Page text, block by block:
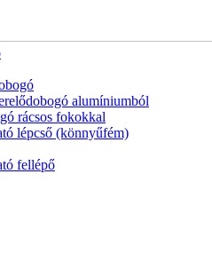
alumíniumból
rácsos fokokkal
lépcső (könnyűfém)
fellépő